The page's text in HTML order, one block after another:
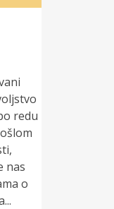
redu
nas
o